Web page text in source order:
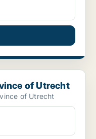
of Utrecht
of Utrecht